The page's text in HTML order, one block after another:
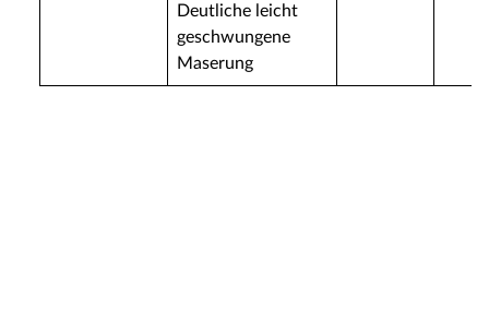
Deutliche leicht
geschwungene
Maserung